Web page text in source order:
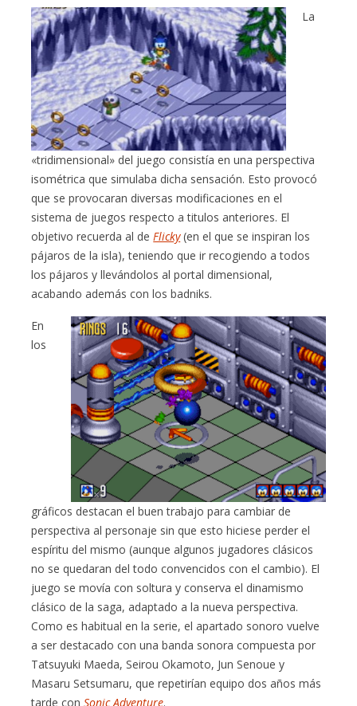
La
«tridimensional» del juego consistía en una perspectiva
isométrica que simulaba dicha sensación. Esto provocó
que se provocaran diversas modificaciones en el
sistema de juegos respecto a titulos anteriores. El
objetivo recuerda al deFlicky(en el que se inspiran los
pájaros de la isla), teniendo que ir recogiendo a todos
los pájaros y llevándolos al portal dimensional,
acabando además con los badniks.
En
los
gráficos destacan el buen trabajo para cambiar de
perspectiva al personaje sin que esto hiciese perder el
espíritu del mismo (aunque algunos jugadores clásicos
no se quedaran del todo convencidos con el cambio). El
juego se movía con soltura y conserva el dinamismo
clásico de la saga, adaptado a la nueva perspectiva.
Como es habitual en la serie, el apartado sonoro vuelve
a ser destacado con una banda sonora compuesta por
Tatsuyuki Maeda, Seirou Okamoto, Jun Senoue y
Masaru Setsumaru, que repetirían equipo dos años más
tarde conSonic Adventure.